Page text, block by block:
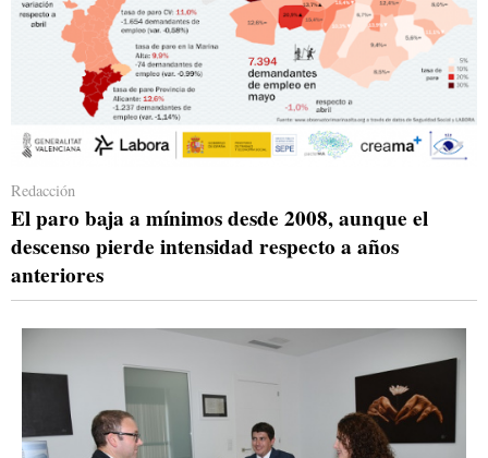
Redacción
El paro baja a mínimos desde 2008, aunque el
descenso pierde intensidad respecto a años
anteriores